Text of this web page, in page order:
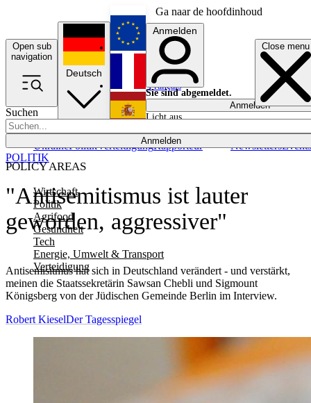
Ga naar de hoofdinhoud
Open sub
navigation
Close menu
Suchen
Anmelden
POLICY AREAS
Wirtschaft
Politik
Agrifood
Gesundheit
Tech
Energie, Umwelt & Transport
Verteidigung
UkrainePolitikVerteidigungRapporteur NewslettersEvents
Deutsch
English
Français
Anmelden
Sie sind abgemeldet.
Anmelden
Licht aus
"Antisemitismus ist lauter
geworden, aggressiver"
Antisemisitmus hat sich in Deutschland verändert - und verstärkt,
meinen die Staatssekretärin Sawsan Chebli und Sigmount
Königsberg von der Jüdischen Gemeinde Berlin im Interview.
POLITIK
Robert KieselDer Tagesspiegel